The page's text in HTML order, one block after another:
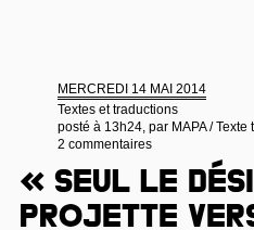
MERCREDI 14 MAI 2014
Textes et traductions
posté à 13h24, par MAPA /
2 commentaires
« Seul le
projette